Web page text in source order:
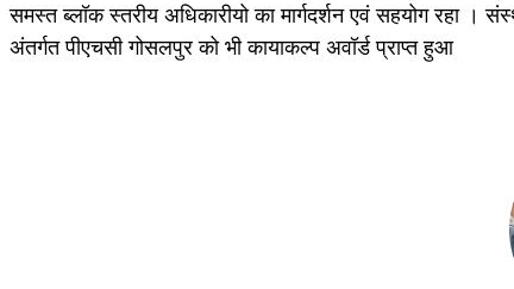
समस्त ब्लॉक स्तरीय अधिकारीयो का मार्गदर्शन एवं सहयोग रहा ।
अंतर्गत पीएचसी गोसलपुर को भी कायाकल्प अवॉर्ड प्राप्त हुआ